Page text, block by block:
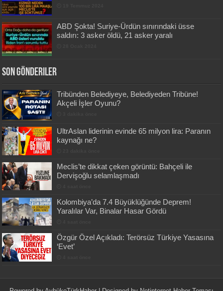
ABD Şokta! Suriye-Ürdün sınırındaki üsse
saldırı: 3 asker öldü, 21 asker yaralı
Son Gönderiler
Tribünden Belediyeye, Belediyeden Tribüne!
Akçeli İşler Oyunu?
UltrAslan liderinin evinde 65 milyon lira: Paranın
kaynağı ne?
Meclis’te dikkat çeken görüntü: Bahçeli ile
Dervişoğlu selamlaşmadı
Kolombiya’da 7.4 Büyüklüğünde Deprem!
Yaralılar Var, Binalar Hasar Gördü
Özgür Özel Açıkladı: Terörsüz Türkiye Yasasına
‘Evet’